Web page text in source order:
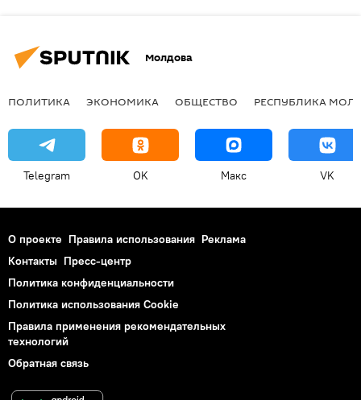
Молдова
ПОЛИТИКА ЭКОНОМИКА ОБЩЕСТВО РЕСПУБЛИКА
Telegram OK Макс VK
О проекте Правила использования Реклама
Контакты Пресс-центр
Политика конфиденциальности
Политика использования Cookie
Правила применения рекомендательных
технологий
Обратная связь